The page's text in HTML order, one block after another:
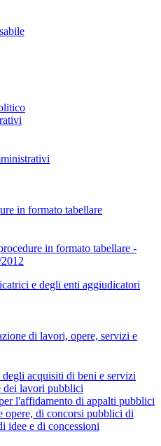
in formato tabellare
in formato tabellare -
e degli enti aggiudicatori
di lavori, opere, servizi e
degli acquisiti di beni e servizi
dei lavori pubblici
l'affidamento di appalti pubblici
di concorsi pubblici di
idee e di concessioni